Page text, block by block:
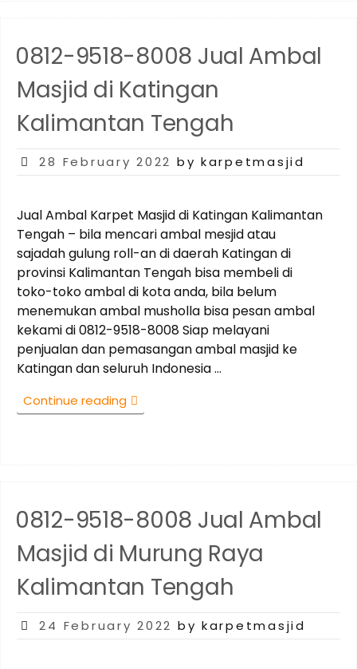
Sukamara
Kalimantan
Tengah”
0812-9518-8008 Jual Ambal
Masjid di Katingan
Kalimantan Tengah
Posted
28 February 2022 by karpetmasjid
Jual Ambal Karpet Masjid di Katingan Kalimantan
Tengah – bila mencari ambal mesjid atau
sajadah gulung roll-an di daerah Katingan di
provinsi Kalimantan Tengah bisa membeli di
toko-toko ambal di kota anda, bila belum
menemukan ambal musholla bisa pesan ambal
kekami di 0812-9518-8008 Siap melayani
penjualan dan pemasangan ambal masjid ke
Katingan dan seluruh Indonesia …
Continue reading “0812-
9518-
Katingan
Tengah”
0812-9518-8008 Jual Ambal
Masjid di Murung Raya
Kalimantan Tengah
Posted
24 February 2022 by karpetmasjid